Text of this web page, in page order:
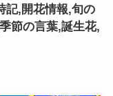
記,開花情報,旬の
節の言葉,誕生花,